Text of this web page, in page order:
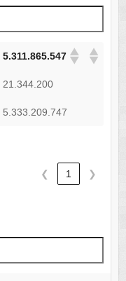
5.311.865.547
21.344.200
5.333.209.747
❮ 1 ❯